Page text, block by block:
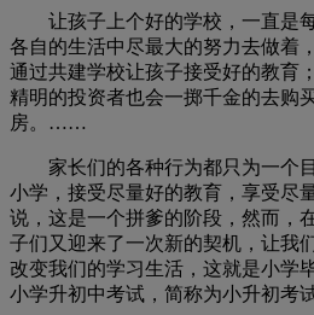
让孩子上个好的学校，一直是
各自的生活中尽最大的努力去做着
通过共建学校让孩子接受好的教育
精明的投资者也会一掷千金的去购
房。……
家长们的各种行为都只为一个
小学，接受尽量好的教育，享受尽
说，这是一个拼爹的阶段，然而，
子们又迎来了一次新的契机，让我
改变我们的学习生活，这就是小学
小学升初中考试，简称为小升初考试